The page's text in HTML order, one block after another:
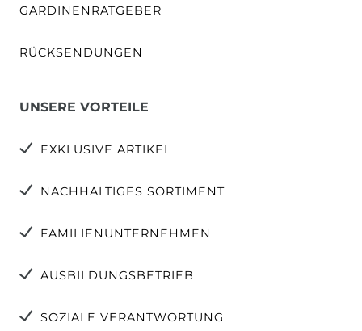
GARDINENRATGEBER
RÜCKSENDUNGEN
UNSERE VORTEILE
EXKLUSIVE ARTIKEL
NACHHALTIGES SORTIMENT
FAMILIENUNTERNEHMEN
AUSBILDUNGSBETRIEB
SOZIALE VERANTWORTUNG